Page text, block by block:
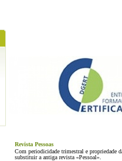
Revista Pessoas
Com periodicidade trimestral e propriedade
substituir a antiga revista «Pessoal».